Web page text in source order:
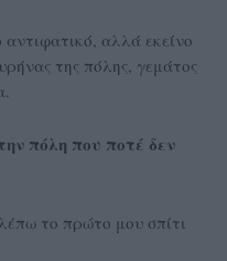
αλλά εκείνο
της πόλης, γεμάτος
πόλη που ποτέ δεν
το πρώτο μου σπίτι